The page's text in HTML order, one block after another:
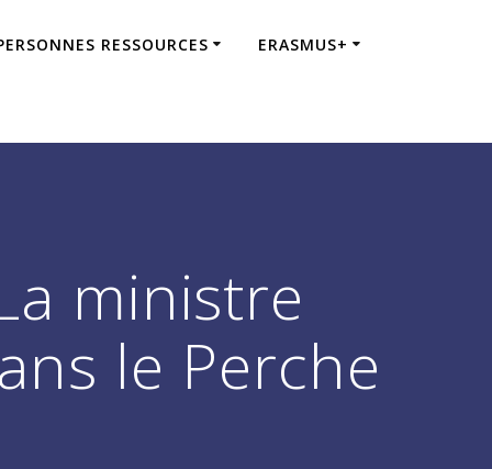
RESSOURCES ERASMUS+
ministre
le Perche